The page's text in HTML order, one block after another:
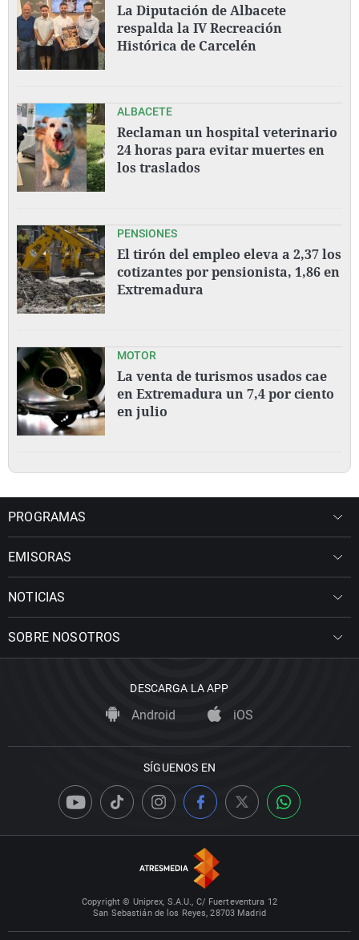
La Diputación de Albacete
respalda la IV Recreación
Histórica de Carcelén
ALBACETE
Reclaman un hospital veterinario
24 horas para evitar muertes en
los traslados
PENSIONES
El tirón del empleo eleva a 2,37 los
cotizantes por pensionista, 1,86 en
Extremadura
MOTOR
La venta de turismos usados cae
en Extremadura un 7,4 por ciento
en julio
PROGRAMAS
EMISORAS
NOTICIAS
SOBRE NOSOTROS
DESCARGA LA APP
Android iOS
SÍGUENOS EN
Copyright © Uniprex, S.A.U., C/ Fuerteventura 12
San Sebastián de los Reyes, 28703 Madrid